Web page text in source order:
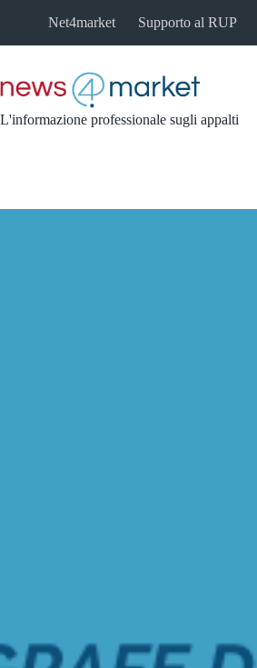
Net4market Supporto al RUP
L'informazione professionale sugli appalti